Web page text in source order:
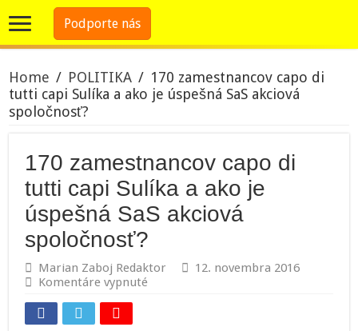
Podporte nás
Home / POLITIKA / 170 zamestnancov capo di
tutti capi Sulíka a ako je úspešná SaS akciová
spoločnosť?
170 zamestnancov capo di
tutti capi Sulíka a ako je
úspešná SaS akciová
spoločnosť?
Marian Zaboj Redaktor
12. novembra 2016
Komentáre vypnuté